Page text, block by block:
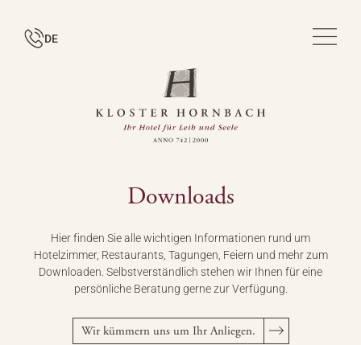
DE
Downloads
Hier finden Sie alle wichtigen Informationen rund um
Hotelzimmer, Restaurants, Tagungen, Feiern und mehr zum
Downloaden. Selbstverständlich stehen wir Ihnen für eine
persönliche Beratung gerne zur Verfügung.
Wir kümmern uns um Ihr Anliegen.